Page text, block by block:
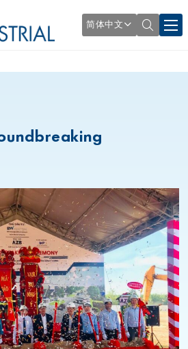
简体中文